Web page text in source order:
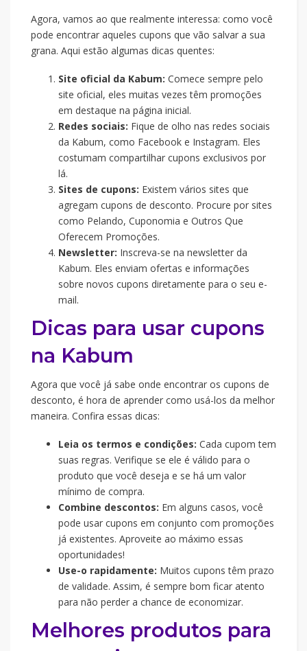
Agora, vamos ao que realmente interessa: como você
pode encontrar aqueles cupons que vão salvar a sua
grana. Aqui estão algumas dicas quentes:
Site oficial da Kabum: Comece sempre pelo
site oficial, eles muitas vezes têm promoções
em destaque na página inicial.
Redes sociais: Fique de olho nas redes sociais
da Kabum, como Facebook e Instagram. Eles
costumam compartilhar cupons exclusivos por
lá.
Sites de cupons: Existem vários sites que
agregam cupons de desconto. Procure por sites
como Pelando, Cuponomia e Outros Que
Oferecem Promoções.
Newsletter: Inscreva-se na newsletter da
Kabum. Eles enviam ofertas e informações
sobre novos cupons diretamente para o seu e-
mail.
Dicas para usar cupons
na Kabum
Agora que você já sabe onde encontrar os cupons de
desconto, é hora de aprender como usá-los da melhor
maneira. Confira essas dicas:
Leia os termos e condições: Cada cupom tem
suas regras. Verifique se ele é válido para o
produto que você deseja e se há um valor
mínimo de compra.
Combine descontos: Em alguns casos, você
pode usar cupons em conjunto com promoções
já existentes. Aproveite ao máximo essas
oportunidades!
Use-o rapidamente: Muitos cupons têm prazo
de validade. Assim, é sempre bom ficar atento
para não perder a chance de economizar.
Melhores produtos para